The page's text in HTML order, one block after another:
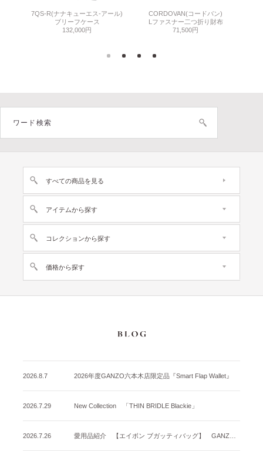
7QS-R(ナナキューエス-アール)
ブリーフケース
132,000円
CORDOVAN(コードバン)
Lファスナー二つ折り財布
71,500円
すべての商品を見る
アイテムから探す
コレクションから探す
価格から探す
2026.8.7 2026年度GANZO六本木店限定品『Smart Flap Wallet』
2026.7.29 New Collection 「THIN BRIDLE Blackie」
2026.7.26